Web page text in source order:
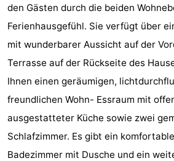
&
tun
-
Museen
Galerien
-
Denkmäler
Kirchen
-
Leuchtturme
-
den Gästen durch die beiden
Ferienhausgefühl. Sie verfügt über
mit wunderbarer Aussicht auf der
Terrasse auf der Rückseite des
Ihnen einen geräumigen,
freundlichen Wohn- Essraum mit
ausgestatteter Küche sowie zwei
Schlafzimmer. Es gibt ein
Badezimmer mit Dusche und ein